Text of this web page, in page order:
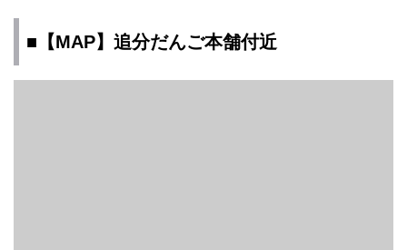
■【MAP】追分だんご本舗付近